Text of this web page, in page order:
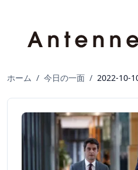
ホーム / 今日の一面 / 2022-10-